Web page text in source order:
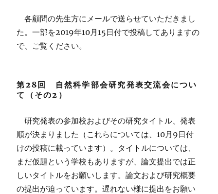
各顧問の先生方にメールで送らせていただきまし
た。一部を2019年10月15日付で投稿してありますの
で、ご覧ください。
第28回 自然科学部会研究発表交流会につい
て（その2）
研究発表の参加校およびその研究タイトル、発表
順が決まりました（これらについては、10月9日付
けの投稿に載っています）。タイトルについては、
まだ仮題という学校もありますが、論文提出では正
しいタイトルをお願いします。論文および研究概要
の提出が迫っています。遅れない様に提出をお願い